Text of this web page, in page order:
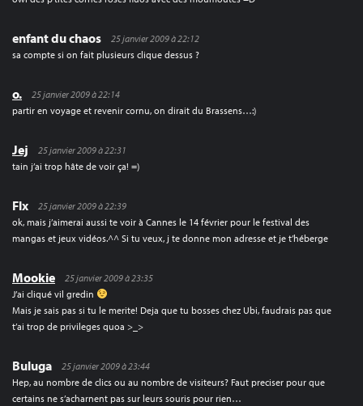
enfant du chaos
25 janvier 2009 à 22:12
sa compte si on fait plusieurs clique dessus ?
o.
25 janvier 2009 à 22:14
partir en voyage et revenir cornu, on dirait du Brassens…:)
Jej
25 janvier 2009 à 22:31
tain j’ai trop hâte de voir ça! =)
Flx
25 janvier 2009 à 22:39
ok, mais j’aimerai aussi te voir à Cannes le 14 février pour le festival des
mangas et jeux vidéos.^^ Si tu veux, j te donne mon adresse et je t’héberge
Mookie
25 janvier 2009 à 23:35
J’ai cliqué vil gredin
Mais je sais pas si tu le merite! Deja que tu bosses chez Ubi, faudrais pas que
t’ai trop de privileges quoa >_>
Buluga
25 janvier 2009 à 23:44
Hep, au nombre de clics ou au nombre de visiteurs? Faut preciser pour que
certains ne s’acharnent pas sur leurs souris pour rien…